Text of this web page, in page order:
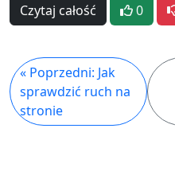
Czytaj całość
0
« Poprzedni: Jak
sprawdzić ruch na
stronie